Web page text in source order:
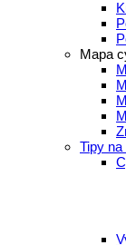
Mapa
Tipy